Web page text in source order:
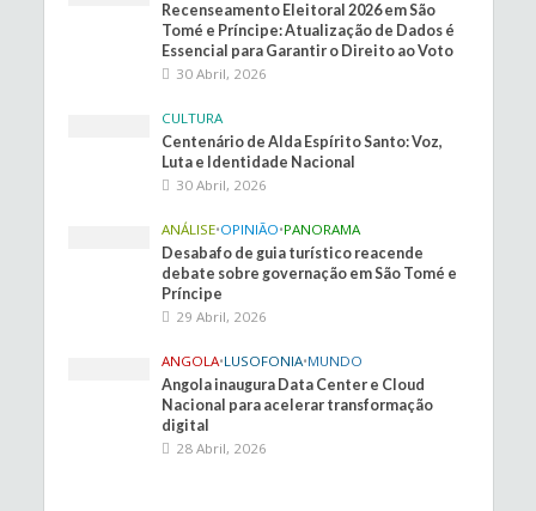
Recenseamento Eleitoral 2026 em São
Tomé e Príncipe: Atualização de Dados é
Essencial para Garantir o Direito ao Voto
30 Abril, 2026
CULTURA
Centenário de Alda Espírito Santo: Voz,
Luta e Identidade Nacional
30 Abril, 2026
ANÁLISE•OPINIÃO•PANORAMA
Desabafo de guia turístico reacende
debate sobre governação em São Tomé e
Príncipe
29 Abril, 2026
ANGOLA•LUSOFONIA•MUNDO
Angola inaugura Data Center e Cloud
Nacional para acelerar transformação
digital
28 Abril, 2026